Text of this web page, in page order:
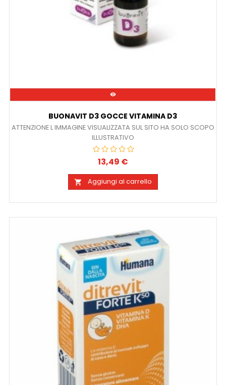

BUONAVIT D3 GOCCE VITAMINA D3
ATTENZIONE L IMMAGINE VISUALIZZATA SUL SITO HA SOLO SCOPO
ILLUSTRATIVO
Prezzo
13,49 €
 Aggiungi al carrello